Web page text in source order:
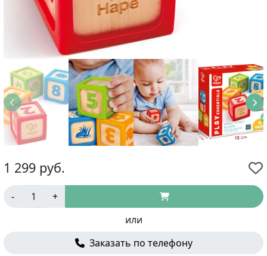
1 299 руб.
-
+
или
Заказать по телефону